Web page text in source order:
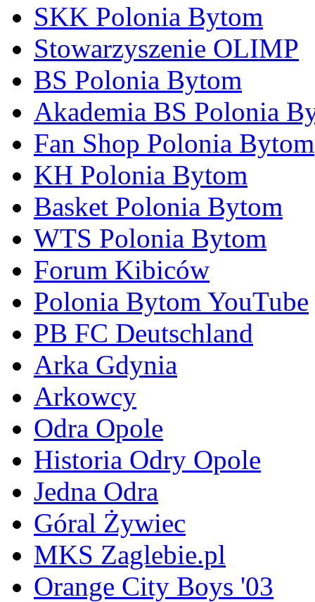
SKK Polonia Bytom
Stowarzyszenie OLIMP
BS Polonia Bytom
Akademia BS Polonia
Fan Shop Polonia Bytom
KH Polonia Bytom
Basket Polonia Bytom
WTS Polonia Bytom
Forum Kibiców
Polonia Bytom YouTube
PB FC Deutschland
Arka Gdynia
Arkowcy
Odra Opole
Historia Odry Opole
Jedna Odra
Góral Żywiec
MKS Zaglebie.pl
Orange City Boys '03